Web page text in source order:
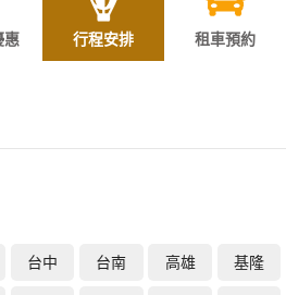
惠 行程安排 租車預約
台中 台南 高雄 基隆